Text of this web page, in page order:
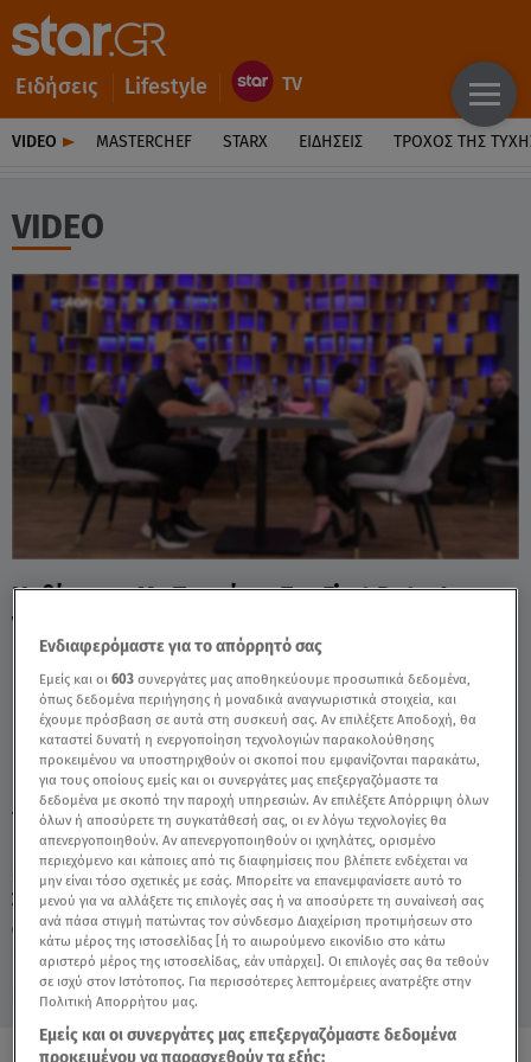
Ειδήσεις Lifestyle
VIDEO MASTERCHEF STARX ΕΙΔΉΣΕΙΣ ΤΡΟΧΌΣ ΤΗΣ
VIDEO
Σάββατο 8 Αυγούστου 2026
07.11.24, 22:29 MEDIA
Καθίσματα Με Τακούνια Στο First Dates! -
Video
TAGS: FIRST DATES
Ενδιαφερόμαστε για το απόρρητό σας
Εμείς και οι603 συνεργάτες μας αποθηκεύουμε προσωπικά δεδομένα,
όπως δεδομένα περιήγησης ή μοναδικά αναγνωριστικά στοιχεία, και
έχουμε πρόσβαση σε αυτά στη συσκευή σας. Αν επιλέξετε Αποδοχή, θα
καταστεί δυνατή η ενεργοποίηση τεχνολογιών παρακολούθησης
προκειμένου να υποστηριχθούν οι σκοποί που εμφανίζονται παρακάτω,
για τους οποίους εμείς και οι συνεργάτες μας επεξεργαζόμαστε τα
δεδομένα με σκοπό την παροχή υπηρεσιών. Αν επιλέξετε Απόρριψη όλων
όλων ή αποσύρετε τη συγκατάθεσή σας, οι εν λόγω τεχνολογίες θα
απενεργοποιηθούν. Αν απενεργοποιηθούν οι ιχνηλάτες, ορισμένο
περιεχόμενο και κάποιες από τις διαφημίσεις που βλέπετε ενδέχεται να
μην είναι τόσο σχετικές με εσάς. Μπορείτε να επανεμφανίσετε αυτό το
μενού για να αλλάξετε τις επιλογές σας ή να αποσύρετε τη συναίνεσή σας
ανά πάσα στιγμή πατώντας τον σύνδεσμο Διαχείριση προτιμήσεων στο
κάτω μέρος της ιστοσελίδας [ή το αιωρούμενο εικονίδιο στο κάτω
αριστερό μέρος της ιστοσελίδας, εάν υπάρχει]. Οι επιλογές σας θα τεθούν
σε ισχύ στον Ιστότοπος. Για περισσότερες λεπτομέρειες ανατρέξτε στην
Πολιτική Απορρήτου μας.
Εμείς και οι συνεργάτες μας επεξεργαζόμαστε δεδομένα
προκειμένου να παρασχεθούν τα εξής: